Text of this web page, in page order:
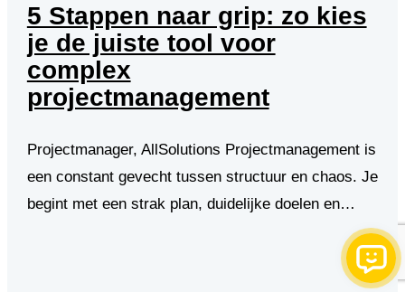
5 Stappen naar grip: zo kies
je de juiste tool voor
complex
projectmanagement
Projectmanager, AllSolutions Projectmanagement is
een constant gevecht tussen structuur en chaos. Je
begint met een strak plan, duidelijke doelen en…